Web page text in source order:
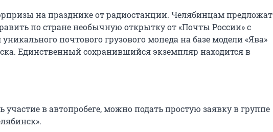
на празднике от радиостанции. Челябинцам предложат
по стране необычную открытку от «Почты России» с
почтового грузового мопеда на базе модели «Ява»
Единственный сохранившийся экземпляр находится в
в автопробеге, можно подать простую заявку в группе